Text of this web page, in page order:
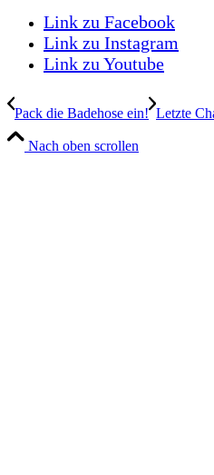
Link zu Facebook
Link zu Instagram
Link zu Youtube
Pack die Badehose ein! Letzte
Nach oben scrollen